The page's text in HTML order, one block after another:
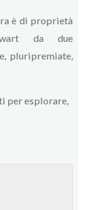
è di proprietà
da due
pluripremiate,
per esplorare,